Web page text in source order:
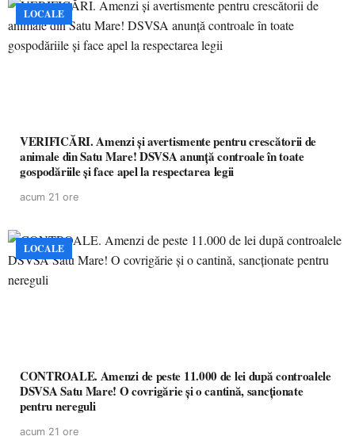
LOCALE
VERIFICĂRI. Amenzi și avertismente pentru crescătorii de
animale din Satu Mare! DSVSA anunță controale în toate
gospodăriile și face apel la respectarea legii
acum 21 ore
LOCALE
CONTROALE. Amenzi de peste 11.000 de lei după controalele
DSVSA Satu Mare! O covrigărie și o cantină, sancționate
pentru nereguli
acum 21 ore